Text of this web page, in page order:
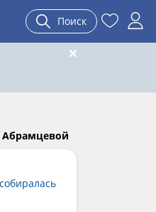
Поиск
Абрамцевой